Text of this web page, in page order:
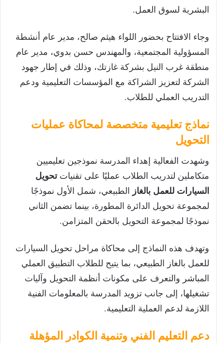
البشرية لسوق العمل.
وجاء الافتتاح بحضور اللواء هيثم صالح، مدير عام أنشطة
المسؤولية المجتمعية، والمهندس حسن بدوي، مدير عام
منطقة غرب النيل بشركة غازتك، وذلك في إطار جهود
الشركة لتعزيز الشراكة مع المؤسسات التعليمية ودعم
التدريب العملي للطلاب.
نماذج تعليمية متخصصة لمحاكاة عمليات
التحويل
وشهدت الفعالية إهداء المدرسة نموذجين تعليميين
متكاملين لتدريب الطلاب عمليًا على تقنياتتحويل
السيارات للعمل بالغاز
الطبيعي، شمل الأول نموذجًا
لمجموعة تحويل الدائرة المطورة، بينما تضمن الثاني
نموذجًا لمجموعة التحويل بالحقن المتزامن.
وتهدف هذه النماذج إلى محاكاة مراحل تحويل السيارات
للعمل بالغاز الطبيعي، بما يتيح للطلاب التطبيق العملي
المباشر والتعرف على مكونات أنظمة التحويل وآليات
تشغيلها، إلى جانب تزويد المدرسة بالمعلومات الفنية
اللازمة لدعم العملية التعليمية.
دعم التعليم الفني وتنمية الكوادر المؤهلة